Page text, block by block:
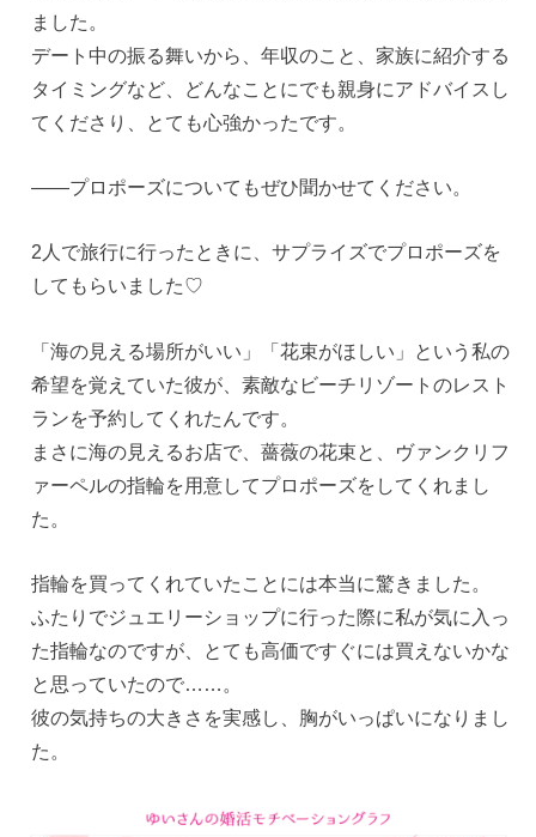
ました。
デート中の振る舞いから、年収のこと、家族に紹介する
タイミングなど、どんなことにでも親身にアドバイスし
てくださり、とても心強かったです。
——プロポーズについてもぜひ聞かせてください。
2人で旅行に行ったときに、サプライズでプロポーズを
してもらいました♡
「海の見える場所がいい」「花束がほしい」という私の
希望を覚えていた彼が、素敵なビーチリゾートのレスト
ランを予約してくれたんです。
まさに海の見えるお店で、薔薇の花束と、ヴァンクリフ
ァーペルの指輪を用意してプロポーズをしてくれまし
た。
指輪を買ってくれていたことには本当に驚きました。
ふたりでジュエリーショップに行った際に私が気に入っ
た指輪なのですが、とても高価ですぐには買えないかな
と思っていたので……。
彼の気持ちの大きさを実感し、胸がいっぱいになりまし
た。